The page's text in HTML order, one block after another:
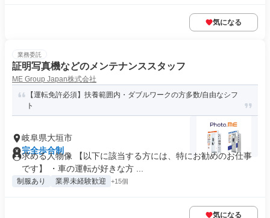
気になる
業務委託
証明写真機などのメンテナンススタッフ
ME Group Japan株式会社
【運転免許必須】扶養範囲内・ダブルワークの方多数/自由なシフ
ト
岐阜県大垣市
完全歩合制
求める人物像 【以下に該当する方には、特にお勧めのお仕事
です】 ・車の運転が好きな方 ...
制服あり 業界未経験歓迎 +15個
気になる